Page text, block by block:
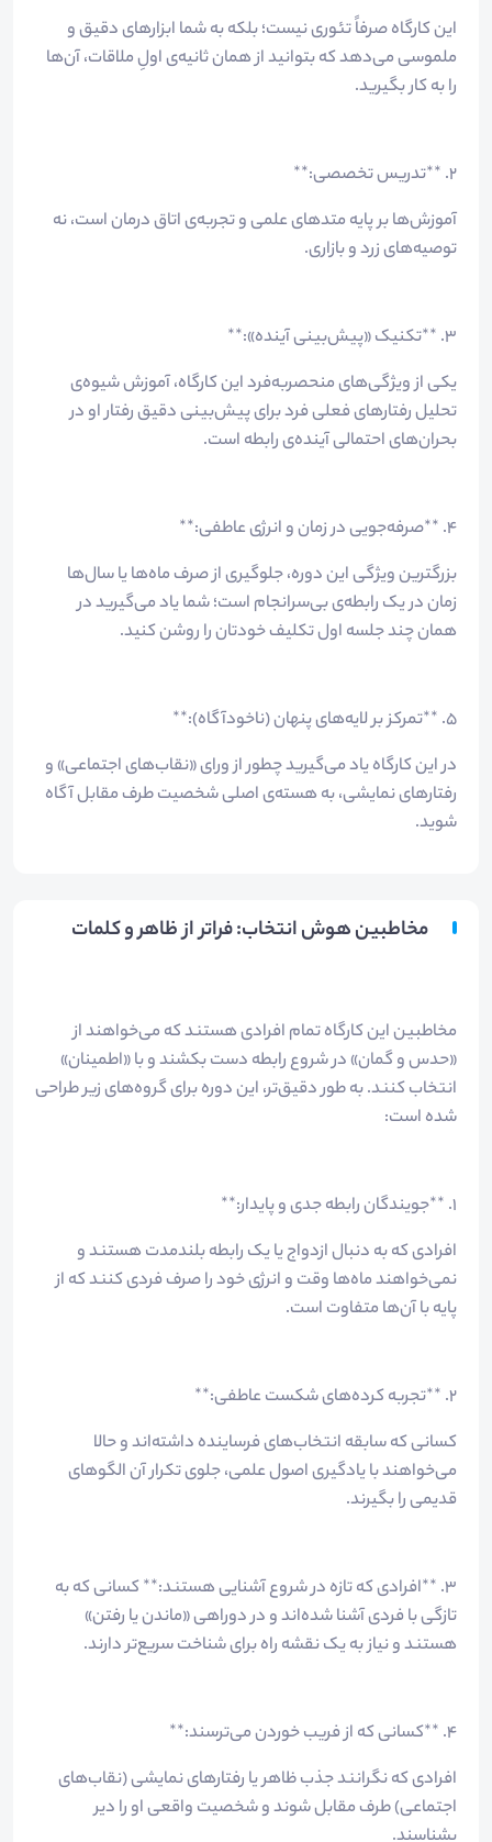
این کارگاه صرفاً تئوری نیست؛ بلکه به شما ابزارهای دقیق و
ملموسی می‌دهد که بتوانید از همان ثانیه‌ی اولِ ملاقات، آن‌ها
را به کار بگیرید.
۲. **تدریس تخصصی:**
آموزش‌ها بر پایه متدهای علمی و تجربه‌ی اتاق درمان است، نه
توصیه‌های زرد و بازاری.
۳. **تکنیک «پیش‌بینی آینده»:**
یکی از ویژگی‌های منحصربه‌فرد این کارگاه، آموزش شیوه‌ی
تحلیل رفتارهای فعلی فرد برای پیش‌بینی دقیق رفتار او در
بحران‌های احتمالی آینده‌ی رابطه است.
۴. **صرفه‌جویی در زمان و انرژی عاطفی:**
بزرگترین ویژگی این دوره، جلوگیری از صرف ماه‌ها یا سال‌ها
زمان در یک رابطه‌ی بی‌سرانجام است؛ شما یاد می‌گیرید در
همان چند جلسه اول تکلیف خودتان را روشن کنید.
۵. **تمرکز بر لایه‌های پنهان (ناخودآگاه):**
در این کارگاه یاد می‌گیرید چطور از ورای «نقاب‌های اجتماعی» و
رفتارهای نمایشی، به هسته‌ی اصلی شخصیت طرف مقابل آگاه
شوید.
مخاطبین هوش انتخاب: فراتر از ظاهر و کلمات
مخاطبین این کارگاه تمام افرادی هستند که می‌خواهند از
«حدس و گمان» در شروع رابطه دست بکشند و با «اطمینان»
انتخاب کنند. به طور دقیق‌تر، این دوره برای گروه‌های زیر طراحی
شده است:
۱. **جویندگان رابطه جدی و پایدار:**
افرادی که به دنبال ازدواج یا یک رابطه بلندمدت هستند و
نمی‌خواهند ماه‌ها وقت و انرژی خود را صرف فردی کنند که از
پایه با آن‌ها متفاوت است.
۲. **تجربه کرده‌های شکست عاطفی:**
کسانی که سابقه انتخاب‌های فرساینده داشته‌اند و حالا
می‌خواهند با یادگیری اصول علمی، جلوی تکرار آن الگوهای
قدیمی را بگیرند.
۳. **افرادی که تازه در شروع آشنایی هستند:** کسانی که به
تازگی با فردی آشنا شده‌اند و در دوراهی «ماندن یا رفتن»
هستند و نیاز به یک نقشه راه برای شناخت سریع‌تر دارند.
۴. **کسانی که از فریب خوردن می‌ترسند:**
افرادی که نگرانند جذب ظاهر یا رفتارهای نمایشی (نقاب‌های
اجتماعی) طرف مقابل شوند و شخصیت واقعی او را دیر